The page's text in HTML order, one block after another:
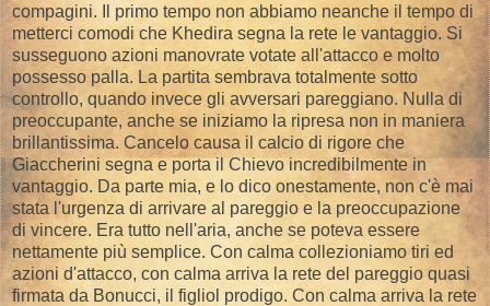
compagini. Il primo tempo non abbiamo neanche il tempo di
metterci comodi che Khedira segna la rete le vantaggio. Si
susseguono azioni manovrate votate all'attacco e molto
possesso palla. La partita sembrava totalmente sotto
controllo, quando invece gli avversari pareggiano. Nulla di
preoccupante, anche se iniziamo la ripresa non in maniera
brillantissima. Cancelo causa il calcio di rigore che
Giaccherini segna e porta il Chievo incredibilmente in
vantaggio. Da parte mia, e lo dico onestamente, non c'è mai
stata l'urgenza di arrivare al pareggio e la preoccupazione
di vincere. Era tutto nell'aria, anche se poteva essere
nettamente più semplice. Con calma collezioniamo tiri ed
azioni d'attacco, con calma arriva la rete del pareggio quasi
firmata da Bonucci, il figliol prodigo. Con calma arriva la rete